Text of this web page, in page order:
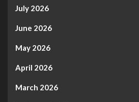
July 2026
June 2026
May 2026
April 2026
March 2026